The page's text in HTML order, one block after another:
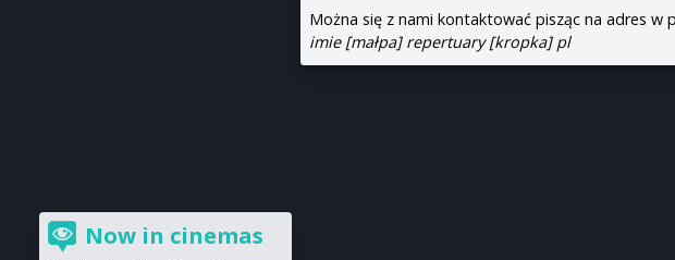
Można się z nami kontaktować pisząc na adres w
imie [małpa] repertuary [kropka] pl
Now in cinemas